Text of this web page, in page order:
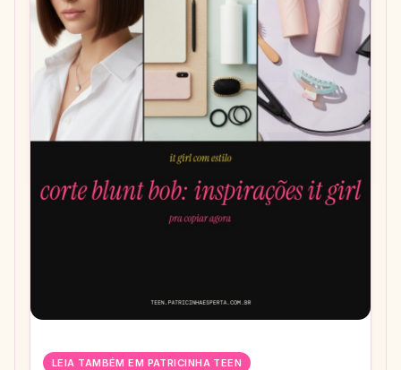
LEIA TAMBÉM EM PATRICINHA TEEN